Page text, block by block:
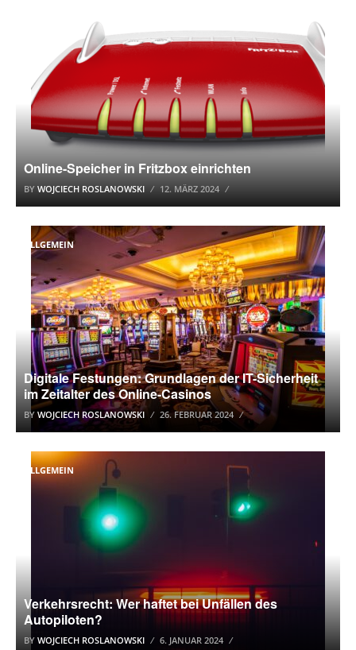
Online-Speicher in Fritzbox einrichten
BY WOJCIECH ROSLANOWSKI 12. MÄRZ 2024
ALLGEMEIN
Digitale Festungen: Grundlagen der IT-Sicherheit
im Zeitalter des Online-Casinos
BY WOJCIECH ROSLANOWSKI 26. FEBRUAR 2024
ALLGEMEIN
Verkehrsrecht: Wer haftet bei Unfällen des
Autopiloten?
BY WOJCIECH ROSLANOWSKI 6. JANUAR 2024